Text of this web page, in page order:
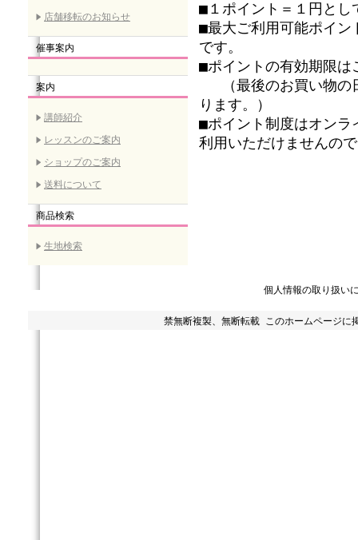
店舗移転のお知らせ
催事案内
案内
講師紹介
レッスンのご案内
ショップのご案内
送料について
商品検索
生地検索
■１ポイント＝１円とし
■最大ご利用可能ポイン
です。
■ポイントの有効期限は
（最後のお買い物の
ります。）
■ポイント制度はオン
利用いただけませんの
個人情報の取り扱い
禁無断複製、無断転載 このホームページに